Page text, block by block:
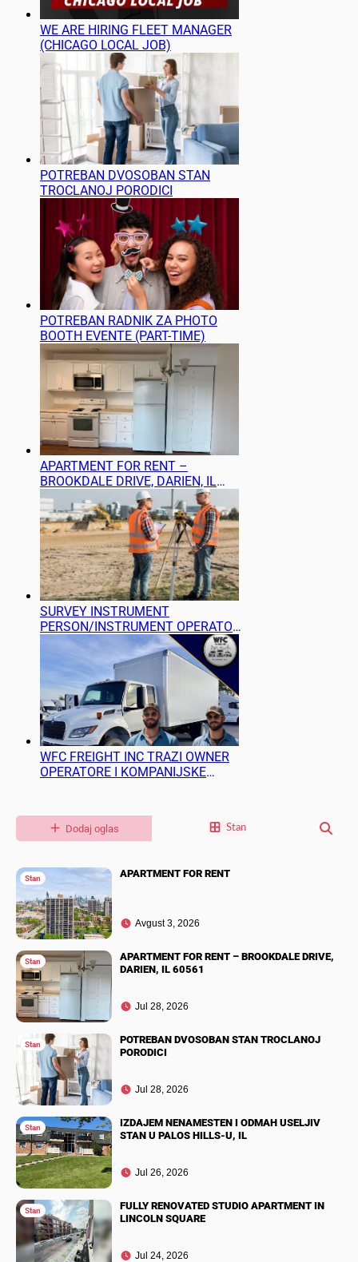
WE ARE HIRING FLEET MANAGER
(CHICAGO LOCAL JOB)
POTREBAN DVOSOBAN STAN
TROCLANOJ PORODICI
POTREBAN RADNIK ZA PHOTO
BOOTH EVENTE (PART-TIME)
APARTMENT FOR RENT –
BROOKDALE DRIVE, DARIEN, IL
60561
SURVEY INSTRUMENT
PERSON/INSTRUMENT OPERATOR
(LAND SURVEYING) NEEDED
WFC FREIGHT INC TRAZI OWNER
OPERATORE I KOMPANIJSKE
Dodaj oglas Stan
Stan APARTMENT FOR RENT
Avgust 3, 2026
Stan
APARTMENT FOR RENT – BROOKDALE DRIVE,
DARIEN, IL 60561
Jul 28, 2026
Stan
POTREBAN DVOSOBAN STAN TROCLANOJ
PORODICI
Jul 28, 2026
Stan
IZDAJEM NENAMESTEN I ODMAH USELJIV
STAN U PALOS HILLS-U, IL
Jul 26, 2026
Stan
FULLY RENOVATED STUDIO APARTMENT IN
LINCOLN SQUARE
Jul 24, 2026